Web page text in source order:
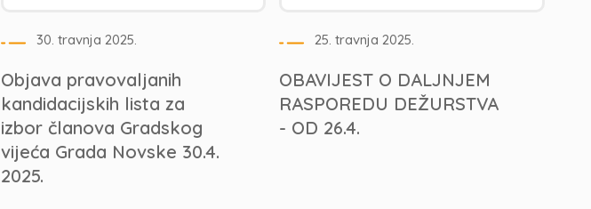
30. travnja 2025.
Objava pravovaljanih
kandidacijskih lista za
izbor članova Gradskog
vijeća Grada Novske 30.4.
2025.
25. travnja 2025.
OBAVIJEST O DALJNJEM
RASPOREDU DEŽURSTVA
- OD 26.4.